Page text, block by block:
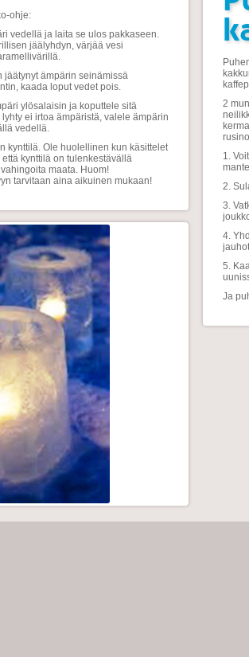
ohje:
vedellä ja laita se ulos pakkaseen.
jäälyhdyn, värjää vesi
jäätynyt ämpärin seinämissä
kaada loput vedet pois.
ylösalaisin ja koputtele sitä
ei irtoa ämpäristä, valele ämpärin
vedellä.
kynttilä. Ole huolellinen kun käsittelet
että kynttilä on tulenkestävällä
maata. Huom!
tarvitaan aina aikuinen mukaan!
2
1.
2.
3.
4.
5.
Ja